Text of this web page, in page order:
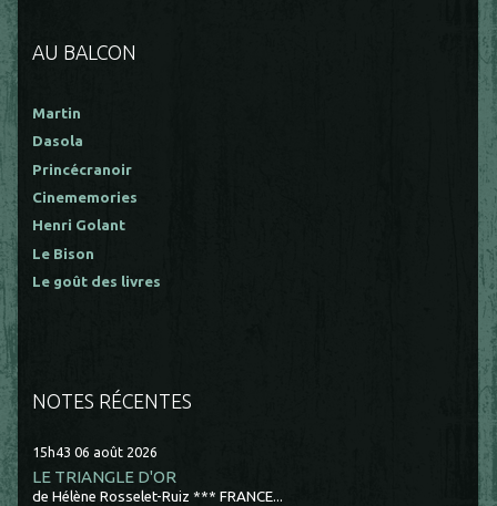
AU BALCON
Martin
Dasola
Princécranoir
Cinememories
Henri Golant
Le Bison
Le goût des livres
NOTES RÉCENTES
15h43 06 août 2026
LE TRIANGLE D'OR
de Hélène Rosselet-Ruiz *** FRANCE...